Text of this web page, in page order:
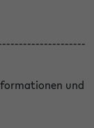
und